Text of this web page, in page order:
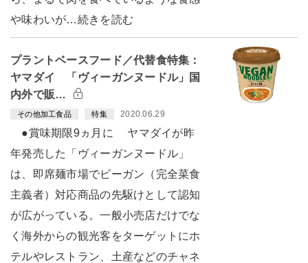
や味わいが…続きを読む
プラントベースフード／代替食特集：
ヤマダイ 「ヴィーガンヌードル」国
内外で販…
その他加工食品 特集 2020.06.29
●賞味期限9ヵ月に ヤマダイが昨
年発売した「ヴィーガンヌードル」
は、即席麺市場でビーガン（完全菜食
主義者）対応商品の先駆けとして認知
が広がっている。一般小売店だけでな
く海外からの観光客をターゲットにホ
テルやレストラン、土産などのチャネ